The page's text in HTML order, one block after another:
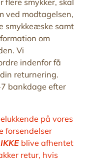
ved modtagelsen,
smykkeæske samt
om
Vi
indenfor få
returnering.
bankdage efter
på vores
forsendelser
IKKE blive afhentet
retur, hvis